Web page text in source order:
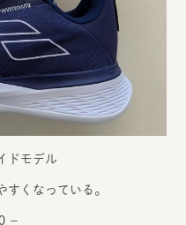
ドモデル
すくなっている。
－